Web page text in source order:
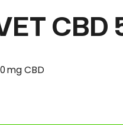
mg CBD